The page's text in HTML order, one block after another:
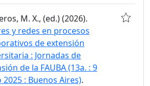
M. X., (ed.) (2026).
y redes en procesos
de extensión
: Jornadas de
de la FAUBA (13a. : 9
2025 : Buenos Aires).